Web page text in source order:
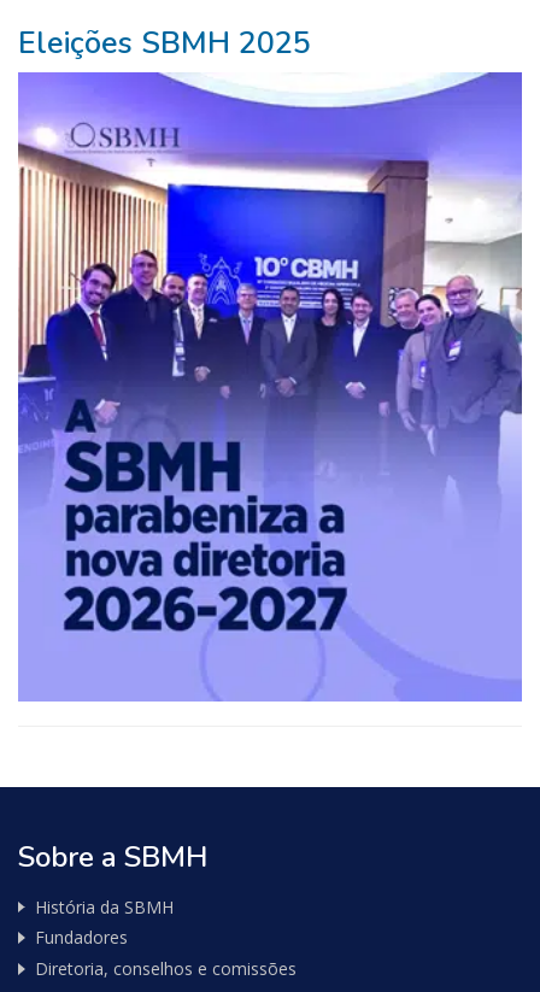
Vitality
Club
Diabetes,
Fitness,
Health,
Relationships
Eleições SBMH 2025
Sobre a SBMH
História da SBMH
Fundadores
Diretoria, conselhos e comissões